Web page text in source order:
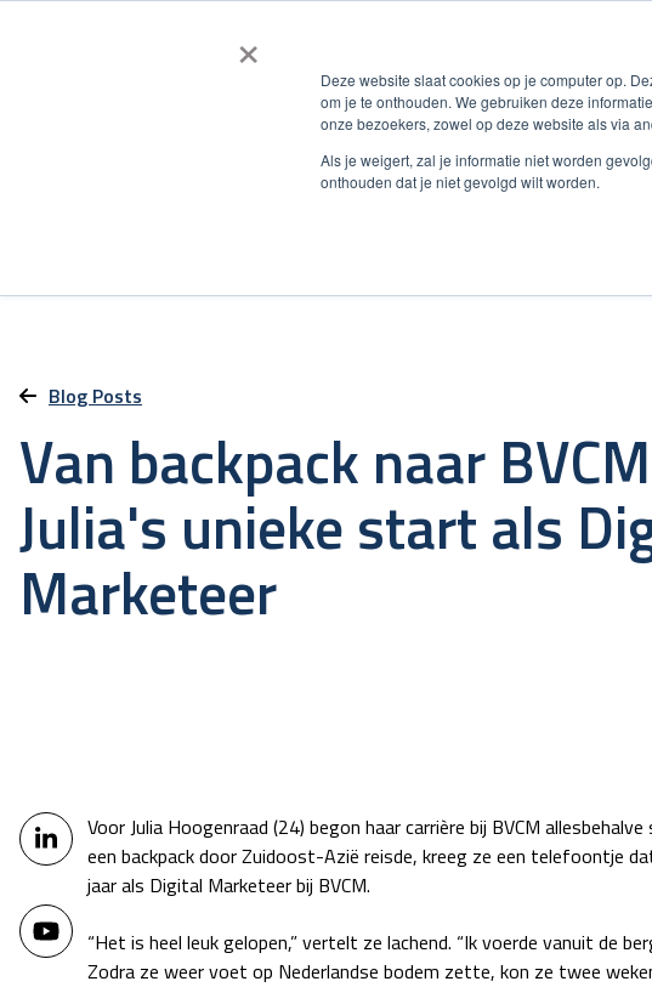
×
Deze website slaat cookies op je computer op.
om je te onthouden. We gebruiken deze
onze bezoekers, zowel op deze website als via
Als je weigert, zal je informatie niet worden
onthouden dat je niet gevolgd wilt worden.
Smart e-
Blog Posts
Van backpack naar
Julia's unieke start als
Marketeer
Voor Julia Hoogenraad (24) begon haar carrière bij BVCM
een backpack door Zuidoost-Azië reisde, kreeg ze een telefoontje
jaar als Digital Marketeer bij BVCM.
“Het is heel leuk gelopen,” vertelt ze lachend. “Ik voerde vanuit de
Zodra ze weer voet op Nederlandse bodem zette, kon ze twee